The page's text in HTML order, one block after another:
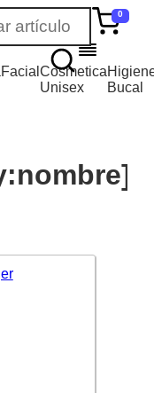
0
FacialCosmetica
Unisex
Bucal